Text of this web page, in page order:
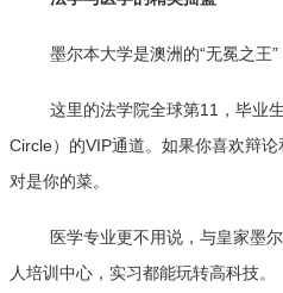
墨尔本大学是澳洲的“无冕之王
这里的法学院全球第11，毕业
Circle）的VIP通道。如果你喜欢辩
对是你的菜。
医学专业更不用说，与皇家墨
人培训中心，实习都能玩转高科技。